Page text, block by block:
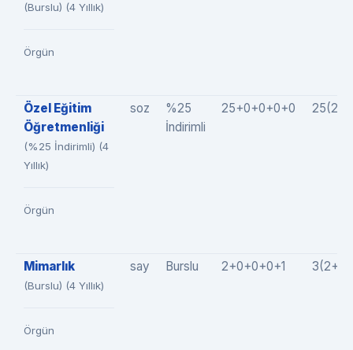
(Burslu) (4 Yıllık)
Örgün
Özel Eğitim
Öğretmenliği
(%25 İndirimli) (4
Yıllık)
Örgün
soz
%25
İndirimli
25+0+0+0+0
Mimarlık
(Burslu) (4 Yıllık)
Örgün
say Burslu 2+0+0+0+1